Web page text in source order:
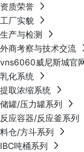
资质荣誉
工厂实貌
生产与检测
外商考察与技术交流
vns6060威尼斯城官
乳化系统
提取浓缩系统
储罐/压力罐系列
反应容器/反应釜系列
料仓/方斗系列
IBC吨桶系列